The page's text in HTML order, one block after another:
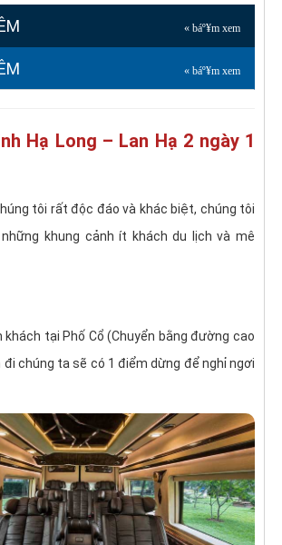
Hạ Long – Lan Hạ 2 ngày 1
tôi rất độc đáo và khác biệt, chúng tôi
khung cảnh ít khách du lịch và mê
khách tại Phố Cổ (Chuyển bằng đường cao
đi chúng ta sẽ có 1 điểm dừng để nghỉ ngơi